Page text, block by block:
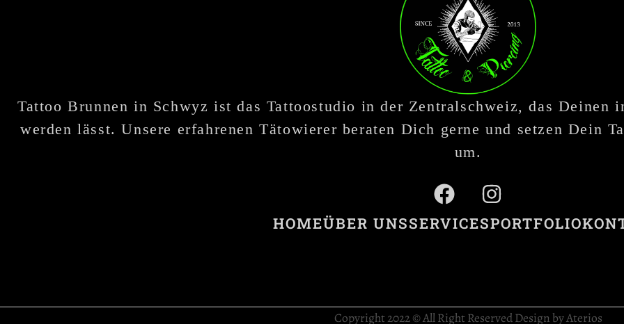
Tattoo Brunnen in Schwyz ist das Tattoostudio in der Zentralschweiz, das
werden lässt. Unsere erfahrenen Tätowierer beraten Dich gerne und setzen Dein
um.
HOMEÜBER UNSSERVICESPORTFOLIO
Copyright 2022 © All Right Reserved Design by Aterios